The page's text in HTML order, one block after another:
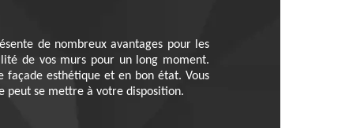
de nombreux avantages pour les
de vos murs pour un long moment.
esthétique et en bon état. Vous
peut se mettre à votre disposition.